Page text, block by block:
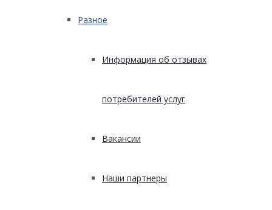
Разное
Информация об отзывах
потребителей услуг
Вакансии
Наши партнеры